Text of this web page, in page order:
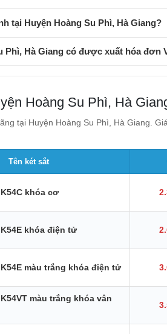
tại Huyện Hoàng Su Phì, Hà Giang?
Phì, Hà Giang có được xuất hóa đơn
Hoàng Su Phì, Hà
tại Huyện Hoàng Su Phì, Hà Giang.
Tên két sắt
khóa cơ
khóa điện tử
màu trắng khóa điện tử
màu trắng khóa vân